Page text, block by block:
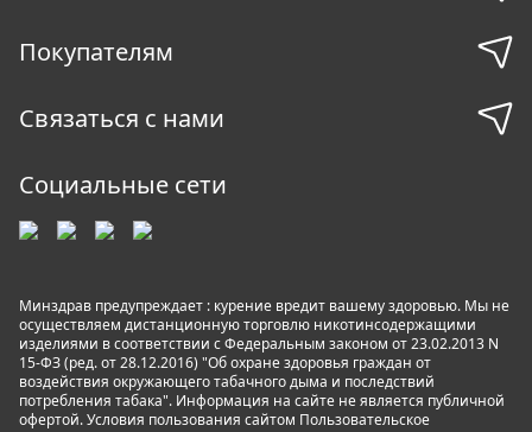
Покупателям
Связаться с нами
Социальные сети
Минздрав предупреждает : курение вредит вашему здоровью. Мы не
осуществляем дистанционную торговлю никотинсодержащими
изделиями в соответствии с Федеральным законом от 23.02.2013 N
15-ФЗ (ред. от 28.12.2016) "Об охране здоровья граждан от
воздействия окружающего табачного дыма и последствий
потребления табака". Информация на сайте не является публичной
офертой. Условия пользования сайтом Пользовательское